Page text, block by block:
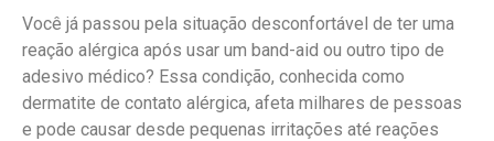
Você já passou pela situação desconfortável de ter uma
reação alérgica após usar um band-aid ou outro tipo de
adesivo médico? Essa condição, conhecida como
dermatite de contato alérgica, afeta milhares de pessoas
e pode causar desde pequenas irritações até reações